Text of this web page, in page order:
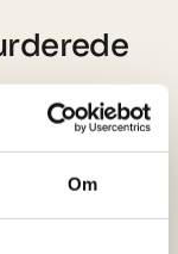
Om
medie. Det
eller kunstig.
eller